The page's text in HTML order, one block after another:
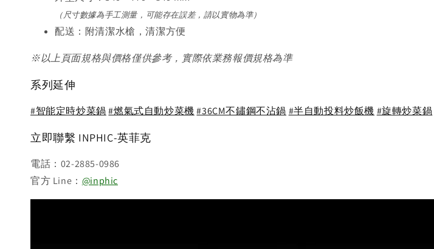
（尺寸數據為手工測量，可能存在誤差，請以實物為準）
配送：附清潔水槍，清潔方便
※以上頁面規格與價格僅供參考，實際依業務報價規格為準
系列延伸
#智能定時炒菜鍋 #燃氣式自動炒菜機 #36CM不鏽鋼不沾鍋 #半自動投料炒飯機 #旋轉炒菜鍋
立即聯繫 INPHIC-英菲克
電話：02-2885-0986
官方 Line： @inphic